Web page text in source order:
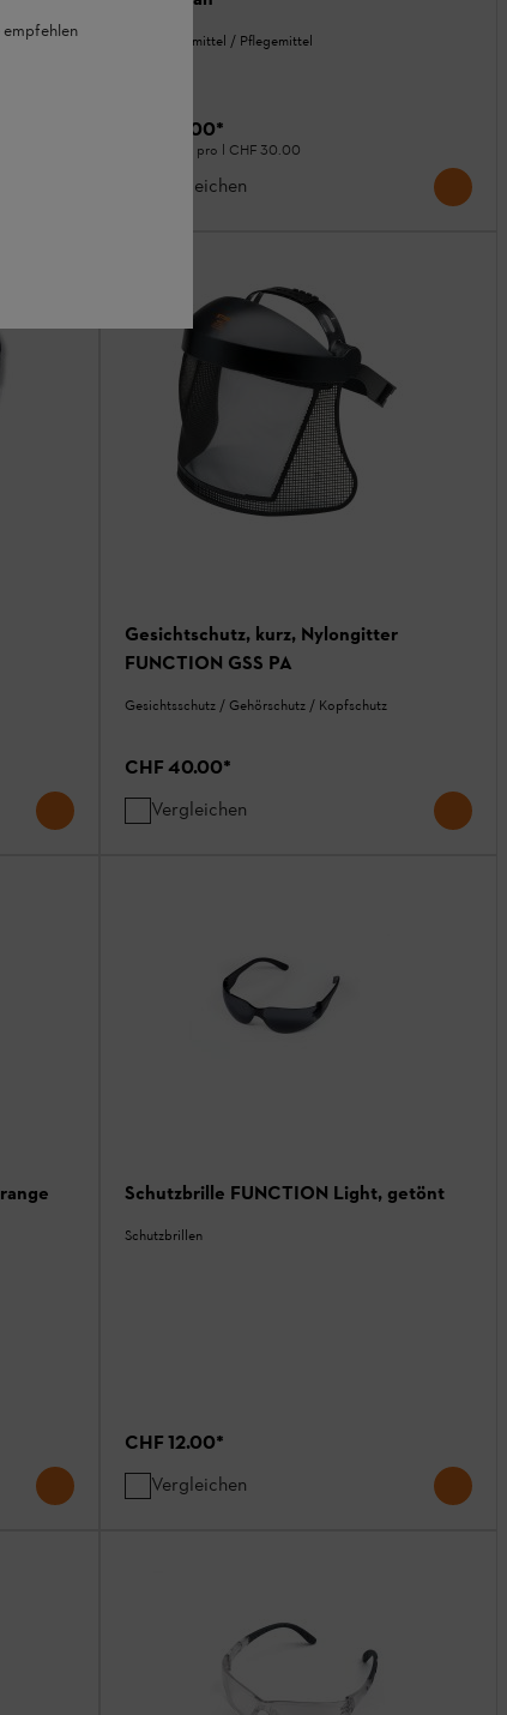
Reinigungsmittel / Pflegemittel
CHF 15.00*
Grundpreis pro l CHF 30.00
Vergleichen
Gesichtschutz, kurz, Nylongitter
FUNCTION GSS PA
Gesichtsschutz / Gehörschutz / Kopfschutz
CHF 40.00*
Vergleichen
Schutzbrille FUNCTION Light, getönt
Schutzbrillen
CHF 12.00*
Vergleichen